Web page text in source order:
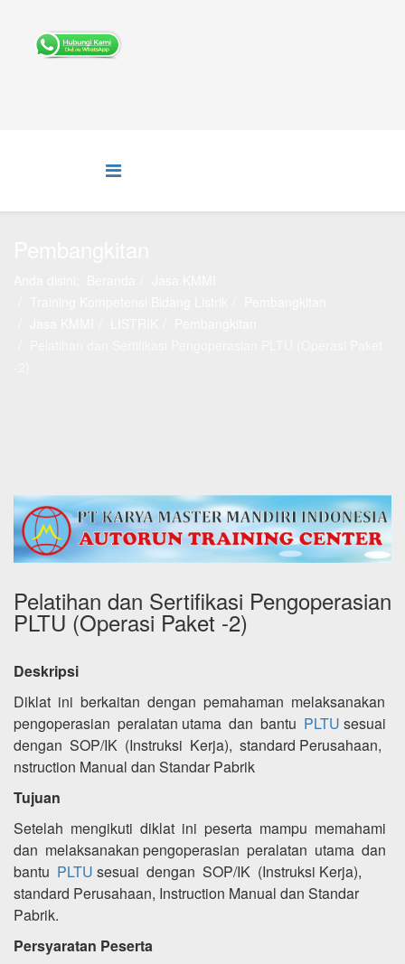
Pelatihan dan Sertifikasi Pengoperasian
PLTU (Operasi Paket -2)
Deskripsi
Diklat ini berkaitan dengan pemahaman melaksanakan
pengoperasian peralatan utama dan bantu PLTU sesuai
dengan SOP/IK (Instruksi Kerja), standard Perusahaan,
nstruction Manual dan Standar Pabrik
Tujuan
Setelah mengikuti diklat ini peserta mampu memahami
dan melaksanakan pengoperasian peralatan utama dan
bantu PLTU sesuai dengan SOP/IK (Instruksi Kerja),
standard Perusahaan, Instruction Manual dan Standar
Pabrik.
Persyaratan Peserta